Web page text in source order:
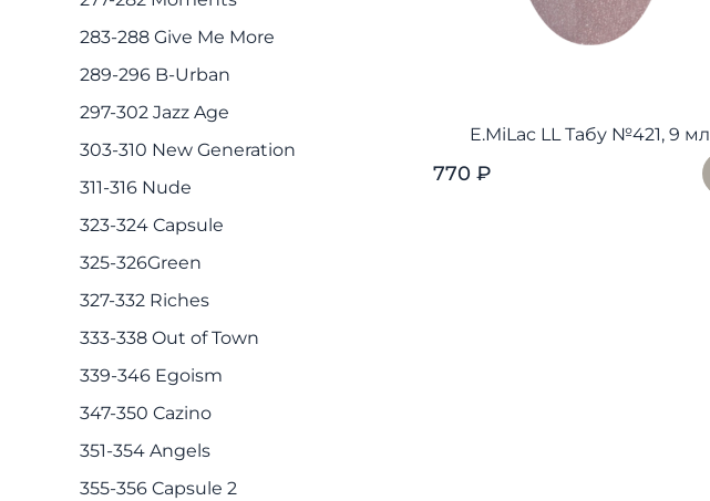
E.MiLac LL Табу №421, 9 мл
770 ₽
283-288 Give Me More
289-296 B-Urban
297-302 Jazz Age
303-310 New Generation
311-316 Nude
323-324 Capsule
325-326Green
327-332 Riches
333-338 Out of Town
339-346 Egoism
347-350 Cazino
351-354 Angels
355-356 Capsule 2